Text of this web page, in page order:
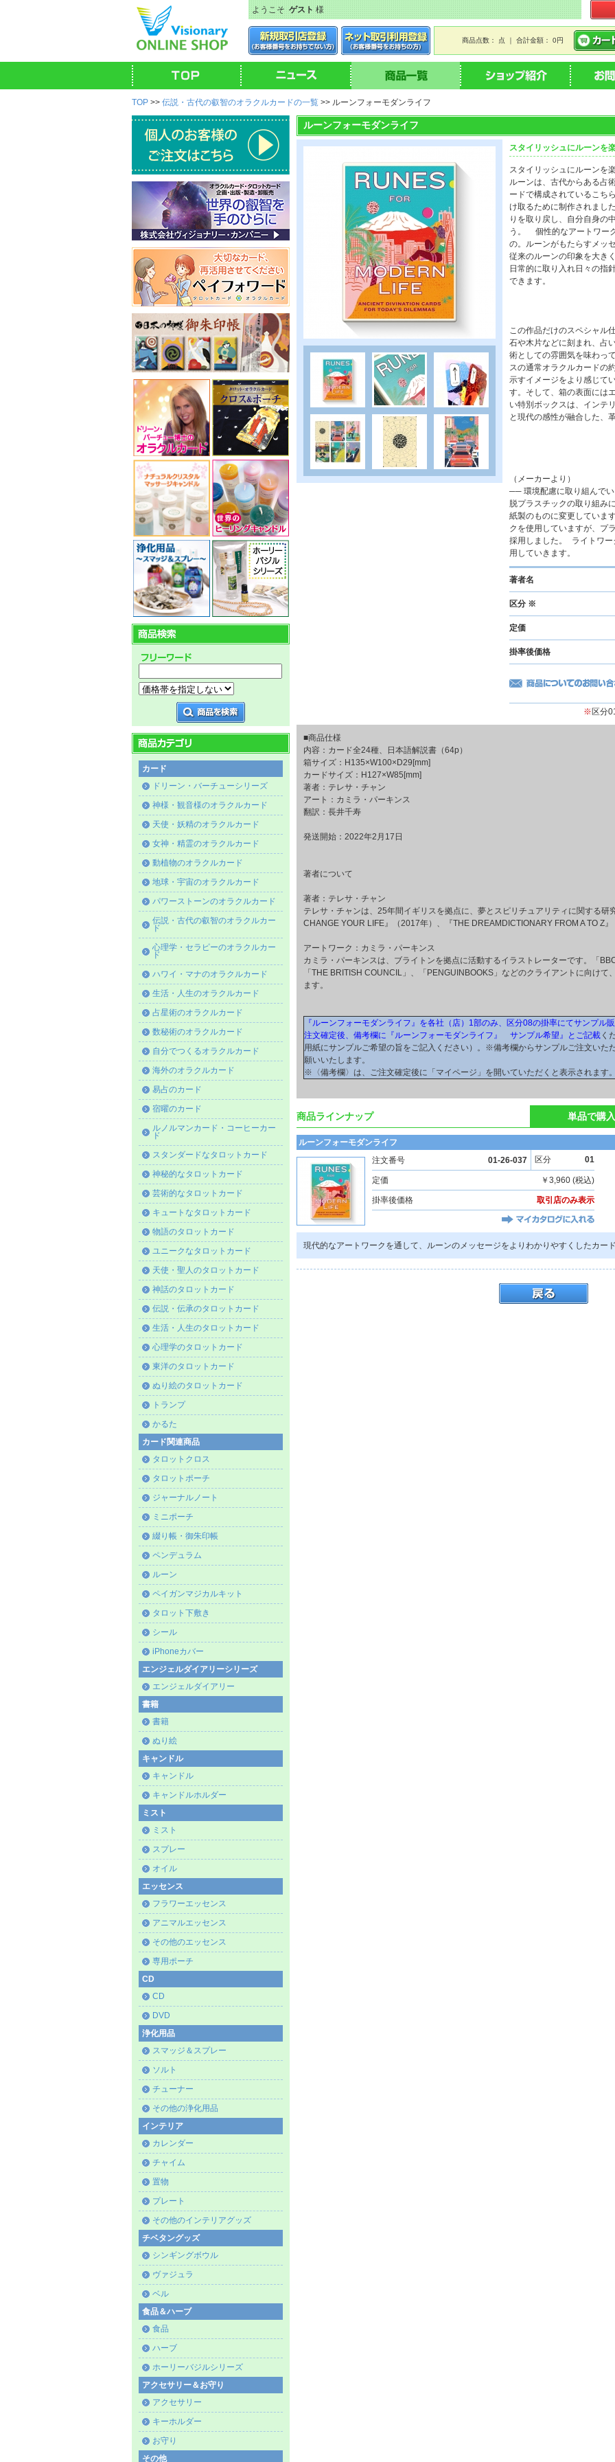
ようこそゲスト様
商品点数： 点 ｜ 合計金額： 0円
TOP >> 伝説・古代の叡智のオラクルカードの一覧 >> ルーンフォーモダンライフ
カード
ドリーン・バーチューシリーズ
神様・観音様のオラクルカード
天使・妖精のオラクルカード
女神・精霊のオラクルカード
動植物のオラクルカード
地球・宇宙のオラクルカード
パワーストーンのオラクルカード
伝説・古代の叡智のオラクルカー
ド
心理学・セラピーのオラクルカー
ド
ハワイ・マナのオラクルカード
生活・人生のオラクルカード
占星術のオラクルカード
数秘術のオラクルカード
自分でつくるオラクルカード
海外のオラクルカード
易占のカード
宿曜のカード
ルノルマンカード・コーヒーカー
ド
スタンダードなタロットカード
神秘的なタロットカード
芸術的なタロットカード
キュートなタロットカード
物語のタロットカード
ユニークなタロットカード
天使・聖人のタロットカード
神話のタロットカード
伝説・伝承のタロットカード
生活・人生のタロットカード
心理学のタロットカード
東洋のタロットカード
ぬり絵のタロットカード
トランプ
かるた
カード関連商品
タロットクロス
タロットポーチ
ジャーナルノート
ミニポーチ
綴り帳・御朱印帳
ペンデュラム
ルーン
ペイガンマジカルキット
タロット下敷き
シール
iPhoneカバー
エンジェルダイアリーシリーズ
エンジェルダイアリー
書籍
書籍
ぬり絵
キャンドル
キャンドル
キャンドルホルダー
ミスト
ミスト
スプレー
オイル
エッセンス
フラワーエッセンス
アニマルエッセンス
その他のエッセンス
専用ポーチ
CD
CD
DVD
浄化用品
スマッジ＆スプレー
ソルト
チューナー
その他の浄化用品
インテリア
カレンダー
チャイム
置物
プレート
その他のインテリアグッズ
チベタングッズ
シンギングボウル
ヴァジュラ
ベル
食品＆ハーブ
食品
ハーブ
ホーリーバジルシリーズ
アクセサリー＆お守り
アクセサリー
キーホルダー
お守り
その他
ルーンフォーモダンライフ
スタイリッシュにルーンを
スタイリッシュにルーンを
ルーンは、古代からある占
ードで構成されているこち
け取るために制作されまし
りを取り戻し、自分自身の
う。 個性的なアートワー
の。ルーンがもたらすメッ
従来のルーンの印象を大き
日常的に取り入れ日々の指
できます。
この作品だけのスペシャル
石や木片などに刻まれ、占
術としての雰囲気を味わっ
スの通常オラクルカードの
示すイメージをより感じて
す。そして、箱の表面には
い特別ボックスは、インテ
と現代の感性が融合した、
（メーカーより）
── 環境配慮に取り組んで
脱プラスチックの取り組み
紙製のものに変更していま
クを使用していますが、プ
採用しました。 ライトワ
用していきます。
著者名
区分 ※
定価
掛率後価格
※ 区分
■商品仕様
内容：カード全24種、日本語解説書（64p）
箱サイズ：H135×W100×D29[mm]
カードサイズ：H127×W85[mm]
著者：テレサ・チャン
アート：カミラ・パーキンス
翻訳：長井千寿
発送開始：2022年2月17日
著者について
著者：テレサ・チャン
テレサ・チャンは、25年間イギリスを拠点に、夢とスピリチュアリティに関する研
CHANGE YOUR LIFE』（2017年）、『THE DREAMDICTIONARY FROM A TO Z
アートワーク：カミラ・パーキンス
カミラ・パーキンスは、ブライトンを拠点に活動するイラストレーターです。「
「THE BRITISH COUNCIL」、「PENGUINBOOKS」などのクライアントに向け
ます。
『ルーンフォーモダンライフ』を各社（店）1部のみ、区分08の掛率にてサンプル
注文確定後、備考欄に『ルーンフォーモダンライフ』 サンプル希望』とご記載 く
用紙にサンプルご希望の旨をご記入ください）。※備考欄からサンプルご注文いた
願いいたします。
※〈備考欄〉は、ご注文確定後に「マイページ」を開いていただくと表示されます
商品ラインナップ 単品で購入
ルーンフォーモダンライフ
注文番号
01-26-037 区分 01
定価 ￥3,960 (税込)
掛率後価格 取引店のみ表示
現代的なアートワークを通して、ルーンのメッセージをよりわかりやすくしたカー